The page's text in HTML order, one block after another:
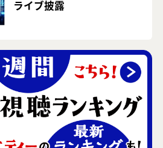
ライブ披露